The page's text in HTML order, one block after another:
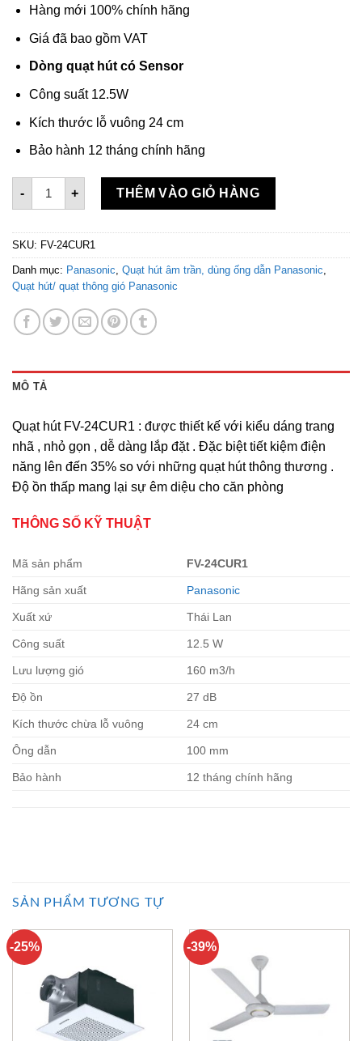
Hàng mới 100% chính hãng
Giá đã bao gồm VAT
Dòng quạt hút có Sensor
Công suất 12.5W
Kích thước lỗ vuông 24 cm
Bảo hành 12 tháng chính hãng
-
Quạt hút âm trần có Sensor Panasonic FV-24CUR1 số
+ THÊM VÀO GIỎ HÀNG
SKU: FV-24CUR1
Danh mục: Panasonic Quạt hút âm trần, dùng ống dẫn Panasonic
Quạt hút/ quạt thông gió Panasonic
MÔ TẢ
Quạt hút FV-24CUR1 : được thiết kế với kiểu dáng trang
nhã , nhỏ gọn , dễ dàng lắp đặt . Đặc biệt tiết kiệm điện
năng lên đến 35% so với những quạt hút thông thương .
Độ ồn thấp mang lại sự êm diệu cho căn phòng
THÔNG SỐ KỸ THUẬT
Mã sản phẩm FV-24CUR1
Hãng sản xuất Panasonic
Xuất xứ Thái Lan
Công suất 12.5 W
Lưu lượng gió 160 m3/h
Độ ồn 27 dB
Kích thước chừa lỗ vuông 24 cm
Ông dẫn 100 mm
Bảo hành 12 tháng chính hãng
SẢN PHẨM TƯƠNG TỰ
-25% -39%